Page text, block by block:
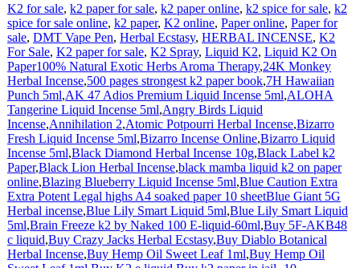
K2 for sale, k2 paper for sale, k2 paper online, k2 spice for sale, k2
spice for sale online, k2 paper, K2 online, Paper online, Paper for
sale, DMT Vape Pen, Herbal Ecstasy, HERBAL INCENSE, K2
For Sale, K2 paper for sale, K2 Spray, Liquid K2, Liquid K2 On
Paper100% Natural Exotic Herbs Aroma Therapy,24K Monkey
Herbal Incense,500 pages strongest k2 paper book,7H Hawaiian
Punch 5ml,AK 47 Adios Premium Liquid Incense 5ml,ALOHA
Tangerine Liquid Incense 5ml,Angry Birds Liquid
Incense,Annihilation 2,Atomic Potpourri Herbal Incense,Bizarro
Fresh Liquid Incense 5ml,Bizarro Incense Online,Bizarro Liquid
Incense 5ml,Black Diamond Herbal Incense 10g,Black Label k2
Paper,Black Lion Herbal Incense,black mamba liquid k2 on paper
online,Blazing Blueberry Liquid Incense 5ml,Blue Caution Extra
Extra Potent Legal highs A4 soaked paper 10 sheetBlue Giant 5G
Herbal incense,Blue Lily Smart Liquid 5ml,Blue Lily Smart Liquid
5ml,Brain Freeze k2 by Naked 100 E-liquid-60ml,Buy 5F-AKB48
c liquid,Buy Crazy Jacks Herbal Ecstasy,Buy Diablo Botanical
Herbal Incense,Buy Hemp Oil Sweet Leaf 1ml,Buy Hemp Oil